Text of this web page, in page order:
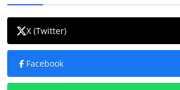
X (Twitter)
Facebook